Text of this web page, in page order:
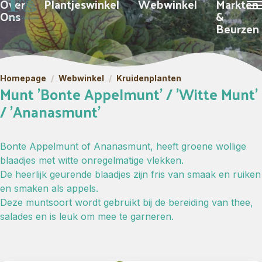
Ons &
Beurzen
Homepage / Webwinkel / Kruidenplanten
Munt 'Bonte Appelmunt' / 'Witte Munt'
/ 'Ananasmunt'
Bonte Appelmunt of Ananasmunt, heeft groene wollige
blaadjes met witte onregelmatige vlekken.
De heerlijk geurende blaadjes zijn fris van smaak en ruiken
en smaken als appels.
Deze muntsoort wordt gebruikt bij de bereiding van thee,
salades en is leuk om mee te garneren.